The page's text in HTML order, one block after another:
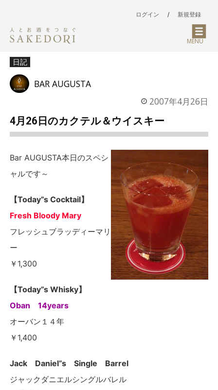
ログイン / 新規登録
MENU
日記
BAR AUGUSTA
2007年4月26日
4月26日のカクテル＆ウイスキー
Bar AUGUSTA本日のスペシ
ャルです～
【Today”s Cocktail】
Fresh Bloody Mary
フレッシュブラッディーマリ
ー
￥1,300
【Today”s Whisky】
Oban 14years
オーバン１４年
￥1,400
Jack Daniel”s Single Barrel
ジャックダニエルシングルバレル